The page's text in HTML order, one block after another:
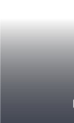
GENEVA